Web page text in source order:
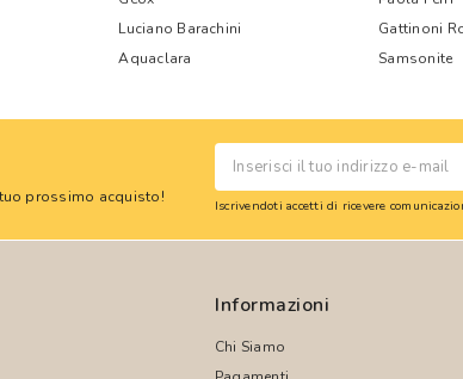
Luciano Barachini Gattinoni
Aquaclara Samsonite
prossimo acquisto! Iscrivendoti accetti di ricevere
Informazioni
Chi Siamo